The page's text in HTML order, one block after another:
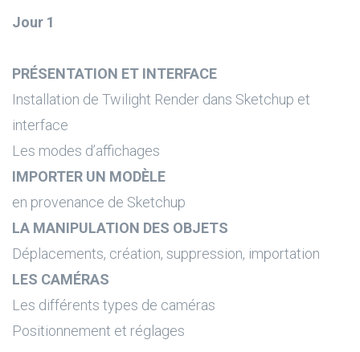
Jour 1
PRÉSENTATION ET INTERFACE
Installation de Twilight Render dans Sketchup et
interface
Les modes d’affichages
IMPORTER UN MODÈLE
en provenance de Sketchup
LA MANIPULATION DES OBJETS
Déplacements, création, suppression, importation
LES CAMÉRAS
Les différents types de caméras
Positionnement et réglages